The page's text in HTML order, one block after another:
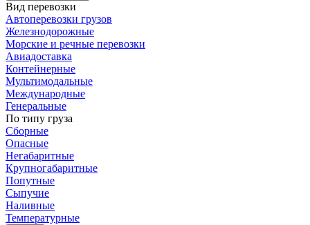
Вид перевозки
Автоперевозки грузов
Железнодорожные
Морские и речные перевозки
Авиадоставка
Контейнерные
Мультимодальные
Международные
Генеральные
По типу груза
Сборные
Опасные
Негабаритные
Крупногабаритные
Попутные
Сыпучие
Наливные
Температурные